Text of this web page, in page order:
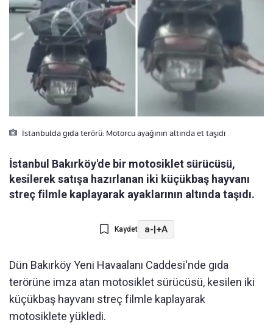
İstanbulda gıda terörü: Motorcu ayağının altında et taşıdı
İstanbul Bakırköy'de bir motosiklet sürücüsü,
kesilerek satışa hazırlanan iki küçükbaş hayvanı
streç filmle kaplayarak ayaklarının altında taşıdı.
Kaydet a-|+A
Dün Bakırköy Yeni Havaalanı Caddesi'nde gıda
terörüne imza atan motosiklet sürücüsü, kesilen iki
küçükbaş hayvanı streç filmle kaplayarak
motosiklete yükledi.